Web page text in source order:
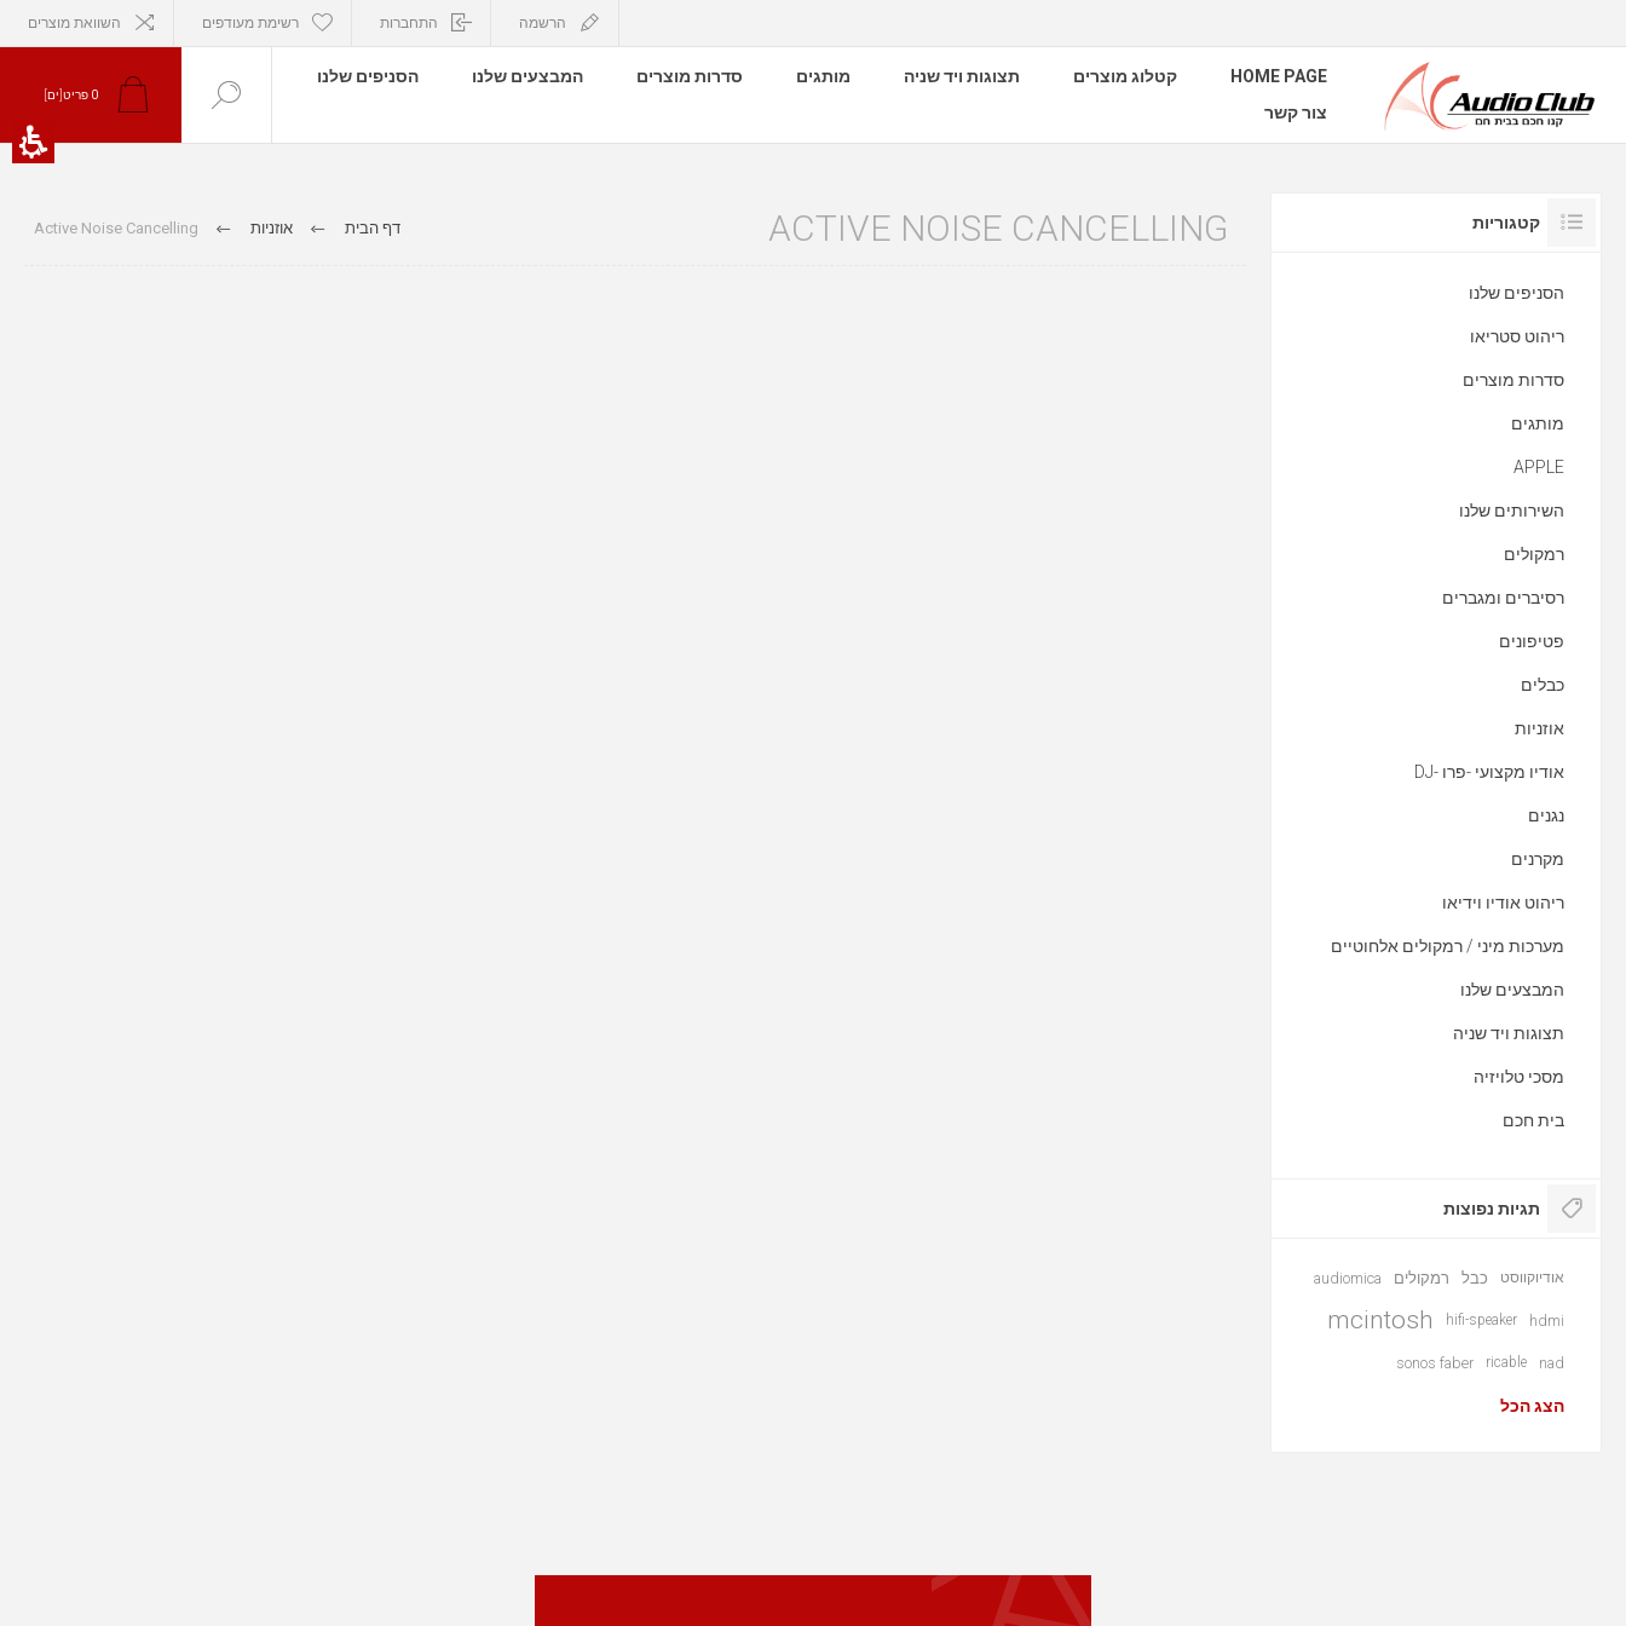
הרשמה התחברות רשימת מעודפים השוואת מוצרים
HOME PAGE קטלוג מוצרים תצוגות ויד שניה מותגים סדרות מוצרים המבצעים שלנו
הסניפים שלנו
צור קשר
0 פריט[ים]
דף הבית אוזניות Active Noise Cancelling ACTIVE NOISE CANCELLING קטגוריות
הסניפים שלנו
ריהוט סטריאו
סדרות מוצרים
מותגים
APPLE
השירותים שלנו
רמקולים
רסיברים ומגברים
פטיפונים
כבלים
אוזניות
אודיו מקצועי -פרו -DJ
נגנים
מקרנים
ריהוט אודיו וידיאו
מערכות מיני / רמקולים אלחוטיים
המבצעים שלנו
תצוגות ויד שניה
מסכי טלויזיה
בית חכם
תגיות נפוצות
אודיוקווסט כבל רמקולים audiomica
hdmi
hifi-speaker
mcintosh
nad
ricable
sonos faber
הצג הכל